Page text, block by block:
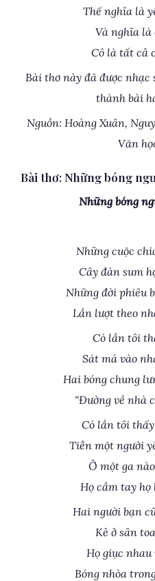
Thế nghĩa là
Và nghĩa là
Cô là tất cả
Bài thơ này đã được nhạc
thành bài
Nguồn: Hoàng Xuân,
Văn
Bài thơ: Những bóng
Những bóng
Những cuộc
Cây đàn sum
Những đời phiêu
Lần lượt theo
Có lần tôi
Sát má vào
Hai bóng chung
“Đường về nhà
Có lần tôi
Tiễn một người
Ở một ga
Họ cầm tay họ
Hai người bạn
Kẻ ở sân
Họ giục nhau
Bóng nhòa